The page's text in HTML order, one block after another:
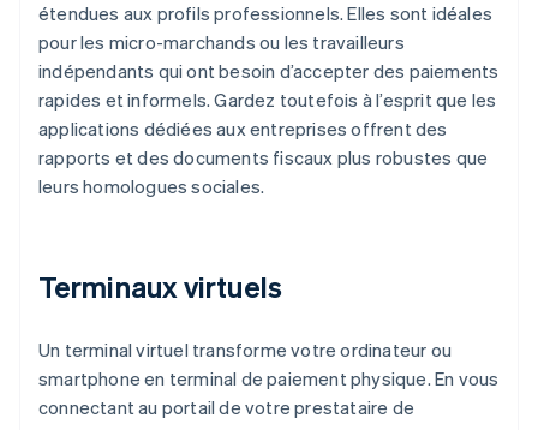
étendues aux profils professionnels. Elles sont idéales
pour les micro-marchands ou les travailleurs
indépendants qui ont besoin d’accepter des paiements
rapides et informels. Gardez toutefois à l’esprit que les
applications dédiées aux entreprises offrent des
rapports et des documents fiscaux plus robustes que
leurs homologues sociales.
Terminaux virtuels
Un terminal virtuel transforme votre ordinateur ou
smartphone en terminal de paiement physique. En vous
connectant au portail de votre prestataire de